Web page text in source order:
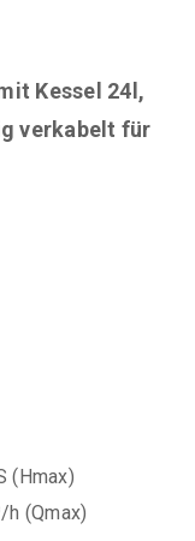
Kessel 24l,
verkabelt für
(Hmax)
h (Qmax)